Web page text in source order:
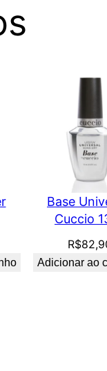
Base
Cuccio
R$
Adicionar ao